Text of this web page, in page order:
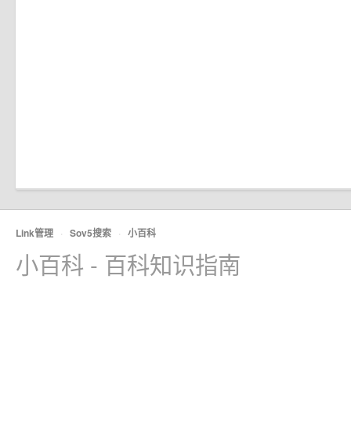
Link管理 · Sov5搜索 · 小百科
小百科 - 百科知识指南